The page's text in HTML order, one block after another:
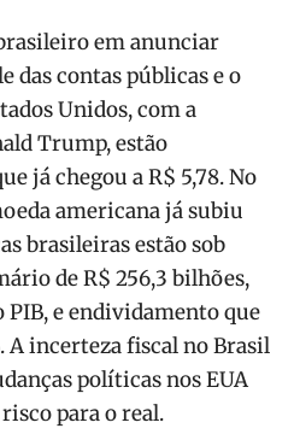
em anunciar
das contas públicas e o
Unidos, com a
Trump, estão
já chegou a R$ 5,78. No
americana já subiu
brasileiras estão sob
de R$ 256,3 bilhões,
PIB, e endividamento que
A incerteza fiscal no Brasil
políticas nos EUA
para o real.